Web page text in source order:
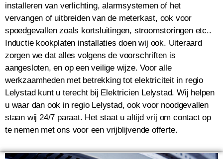
installeren van verlichting, alarmsystemen of het
vervangen of uitbreiden van de meterkast, ook voor
spoedgevallen zoals kortsluitingen, stroomstoringen etc..
Inductie kookplaten installaties doen wij ook. Uiteraard
zorgen we dat alles volgens de voorschriften is
aangesloten, en op een veilige wijze. Voor alle
werkzaamheden met betrekking tot elektriciteit in regio
Lelystad kunt u terecht bij Elektricien Lelystad. Wij helpen
u waar dan ook in regio Lelystad, ook voor noodgevallen
staan wij 24/7 paraat. Het staat u altijd vrij om contact op
te nemen met ons voor een vrijblijvende offerte.